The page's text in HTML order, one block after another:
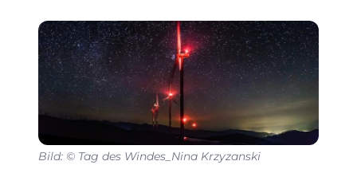
Bild: © Tag des Windes_Nina Krzyzanski